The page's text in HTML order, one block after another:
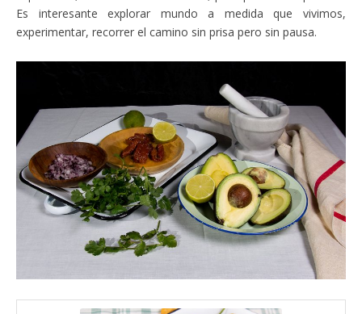
Es interesante explorar mundo a medida que vivimos,
experimentar, recorrer el camino sin prisa pero sin pausa.